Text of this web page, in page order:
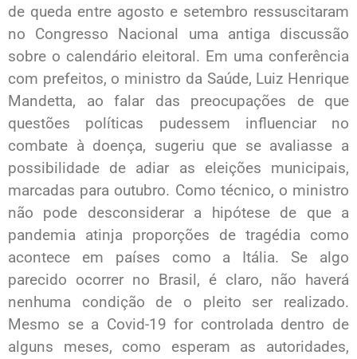
de queda entre agosto e setembro ressuscitaram
no Congresso Nacional uma antiga discussão
sobre o calendário eleitoral. Em uma conferência
com prefeitos, o ministro da Saúde, Luiz Henrique
Mandetta, ao falar das preocupações de que
questões políticas pudessem influenciar no
combate à doença, sugeriu que se avaliasse a
possibilidade de adiar as eleições municipais,
marcadas para outubro. Como técnico, o ministro
não pode desconsiderar a hipótese de que a
pandemia atinja proporções de tragédia como
acontece em países como a Itália. Se algo
parecido ocorrer no Brasil, é claro, não haverá
nenhuma condição de o pleito ser realizado.
Mesmo se a Covid-19 for controlada dentro de
alguns meses, como esperam as autoridades,